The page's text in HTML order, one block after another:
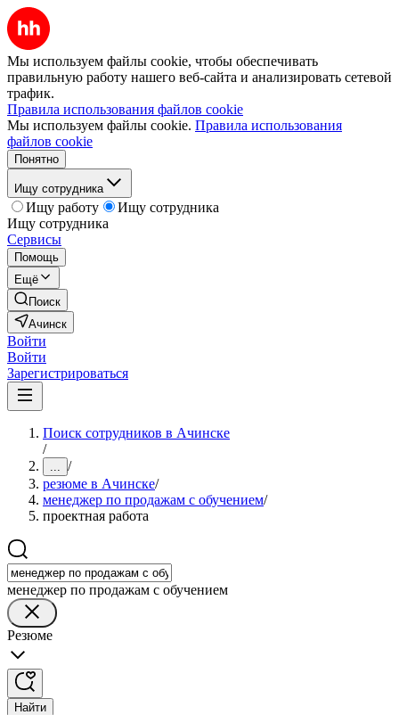
Мы используем файлы cookie, чтобы обеспечивать
правильную работу нашего веб-сайта и анализировать сетевой
трафик.
Правила использования файлов cookie
Мы используем файлы cookie. Правила использования
файлов cookie
Понятно
Ищу сотрудника
Ищу работу
Ищу сотрудника
Ищу сотрудника
Сервисы
Помощь
Ещё
Поиск
Ачинск
Войти
Войти
Зарегистрироваться
Поиск сотрудников в Ачинске
/
... /
резюме в Ачинске/
менеджер по продажам с обучением/
проектная работа
менеджер по продажам с обучением
Резюме
Найти